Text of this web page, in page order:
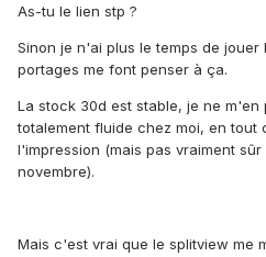
As-tu le lien stp ?
Sinon je n'ai plus le temps de
portages me font penser à ça.
La stock 30d est stable, je ne m'en
totalement fluide chez moi, en tout
l'impression (mais pas vraiment
novembre).
Mais c'est vrai que le splitview me